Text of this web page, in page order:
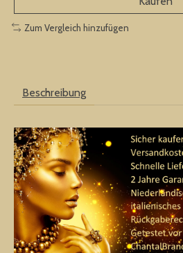
Zum Vergleich hinzufügen
Beschreibung